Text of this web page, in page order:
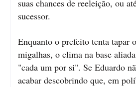
suas chances de reeleição, ou
sucessor.
Enquanto o prefeito tenta tapar
migalhas, o clima na base
"cada um por si". Se Eduardo
acabar descobrindo que, em